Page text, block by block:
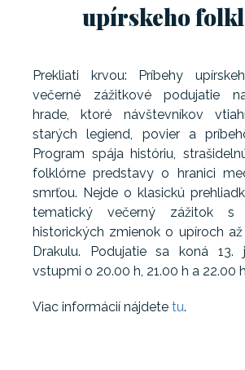
upírskeho
Prekliati krvou: Príbehy
večerné zážitkové podujatie
hrade, ktoré návštevníkov
starých legiend, povier a
Program spája históriu,
folklórne predstavy o hranici
smrťou. Nejde o klasickú
tematický večerný zážitok s
historických zmienok o upíroch
Drakulu. Podujatie sa koná 13.
vstupmi o 20.00 h, 21.00 h a 22.00
Viac informácií nájdete tu.